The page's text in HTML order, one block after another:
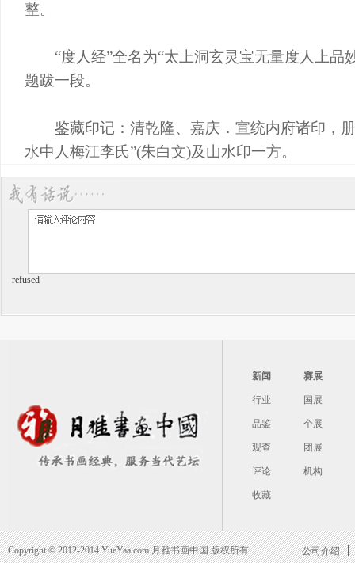
整。
“度人经”全名为“太上洞玄灵宝无量度人上品
题跋一段。
鉴藏印记：清乾隆、嘉庆．宣统内府诸印，册
水中人梅江李氏”(朱白文)及山水印一方。
refused
新闻
行业
品鉴
观查
评论
收藏
赛展
国展
个展
团展
机构
Copyright © 2012-2014 YueYaa.com 月雅书画中国 版权所有 公司介绍